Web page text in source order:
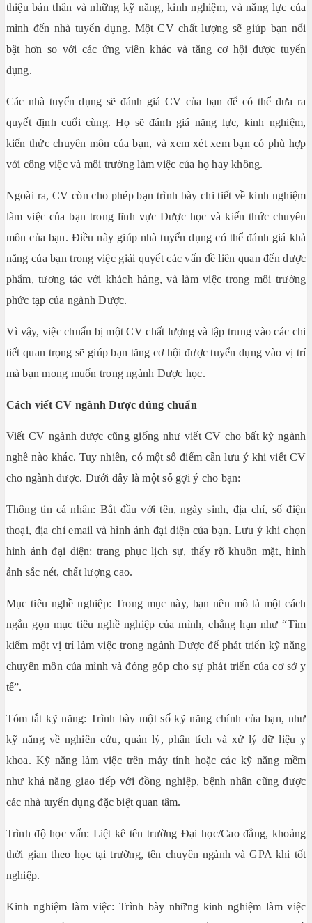
thiệu bản thân và những kỹ năng, kinh nghiệm, và năng lực của
mình đến nhà tuyển dụng. Một CV chất lượng sẽ giúp bạn nổi
bật hơn so với các ứng viên khác và tăng cơ hội được tuyển
dụng.
Các nhà tuyển dụng sẽ đánh giá CV của bạn để có thể đưa ra
quyết định cuối cùng. Họ sẽ đánh giá năng lực, kinh nghiệm,
kiến thức chuyên môn của bạn, và xem xét xem bạn có phù hợp
với công việc và môi trường làm việc của họ hay không.
Ngoài ra, CV còn cho phép bạn trình bày chi tiết về kinh nghiệm
làm việc của bạn trong lĩnh vực Dược học và kiến thức chuyên
môn của bạn. Điều này giúp nhà tuyển dụng có thể đánh giá khả
năng của bạn trong việc giải quyết các vấn đề liên quan đến dược
phẩm, tương tác với khách hàng, và làm việc trong môi trường
phức tạp của ngành Dược.
Vì vậy, việc chuẩn bị một CV chất lượng và tập trung vào các chi
tiết quan trọng sẽ giúp bạn tăng cơ hội được tuyển dụng vào vị trí
mà bạn mong muốn trong ngành Dược học.
Cách viết CV ngành Dược đúng chuẩn
Viết CV ngành dược cũng giống như viết CV cho bất kỳ ngành
nghề nào khác. Tuy nhiên, có một số điểm cần lưu ý khi viết CV
cho ngành dược. Dưới đây là một số gợi ý cho bạn:
Thông tin cá nhân: Bắt đầu với tên, ngày sinh, địa chỉ, số điện
thoại, địa chỉ email và hình ảnh đại diện của bạn. Lưu ý khi chọn
hình ảnh đại diện: trang phục lịch sự, thấy rõ khuôn mặt, hình
ảnh sắc nét, chất lượng cao.
Mục tiêu nghề nghiệp: Trong mục này, bạn nên mô tả một cách
ngắn gọn mục tiêu nghề nghiệp của mình, chẳng hạn như “Tìm
kiếm một vị trí làm việc trong ngành Dược để phát triển kỹ năng
chuyên môn của mình và đóng góp cho sự phát triển của cơ sở y
tế”.
Tóm tắt kỹ năng: Trình bày một số kỹ năng chính của bạn, như
kỹ năng về nghiên cứu, quản lý, phân tích và xử lý dữ liệu y
khoa. Kỹ năng làm việc trên máy tính hoặc các kỹ năng mềm
như khả năng giao tiếp với đồng nghiệp, bệnh nhân cũng được
các nhà tuyển dụng đặc biệt quan tâm.
Trình độ học vấn: Liệt kê tên trường Đại học/Cao đẳng, khoảng
thời gian theo học tại trường, tên chuyên ngành và GPA khi tốt
nghiệp.
Kinh nghiệm làm việc: Trình bày những kinh nghiệm làm việc